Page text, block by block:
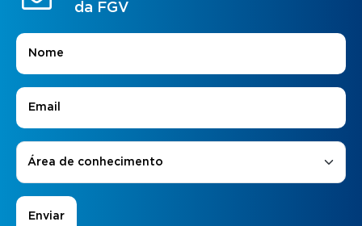
da FGV
Nome
E-mail
Áreas de Interesse
Área de conhecimento